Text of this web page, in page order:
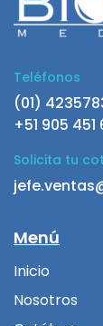
Teléfonos
(01)
+51 905 451
Solicita tu
Menú
Inicio
Nosotros